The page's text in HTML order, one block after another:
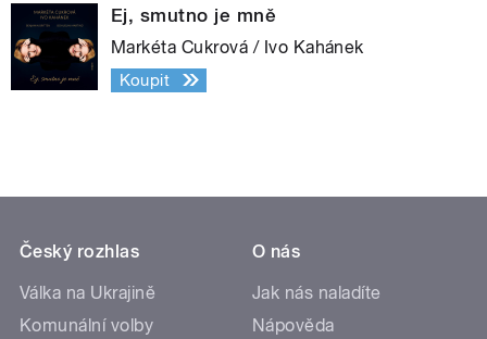
Ej, smutno je mně
Markéta Cukrová / Ivo Kahánek
Koupit
Český rozhlas
Válka na Ukrajině
Komunální volby
O nás
Jak nás naladíte
Nápověda